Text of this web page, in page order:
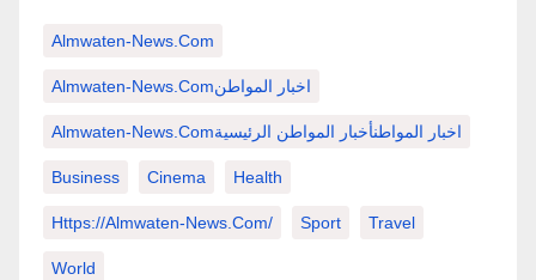
Almwaten-News.com
Almwaten-News.comاخبار المواطن
Almwaten-News.comاخبار المواطنأخبار المواطن الرئيسية
Business Cinema Health
Https://almwaten-News.com/ Sport Travel
World